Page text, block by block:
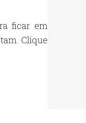
ficar em
Clique